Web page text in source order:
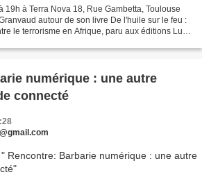
19h à Terra Nova 18, Rue Gambetta, Toulouse
autour de son livre De l'huile sur le feu :
le terrorisme en Afrique, paru aux éditions Lux.
numérique : une autre
connecté